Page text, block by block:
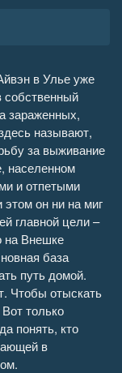
в Улье уже
собственный
зараженных,
называют,
за выживание
населенном
и отпетыми
этом он ни на миг
главной цели –
на Внешке
база
путь домой.
Чтобы отыскать
только
понять, кто
в